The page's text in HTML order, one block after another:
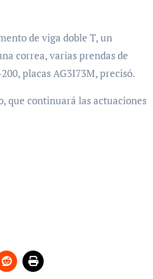
de viga doble T, un
correa, varias prendas de
placas AG3I73M, precisó.
que continuará las actuaciones